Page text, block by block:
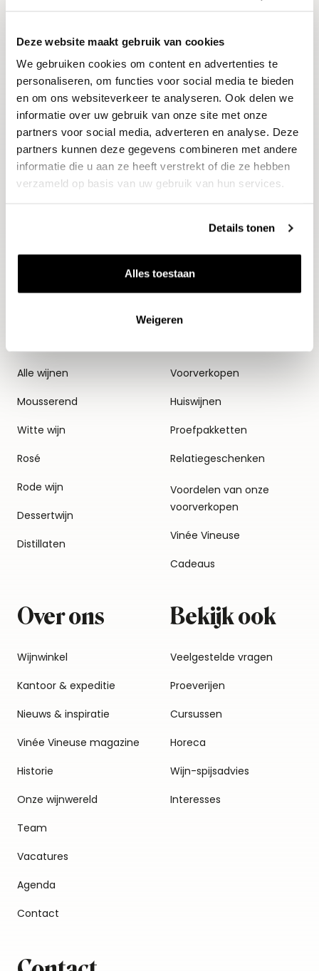
Deze website maakt gebruik van cookies
We gebruiken cookies om content en advertenties te
personaliseren, om functies voor social media te bieden
en om ons websiteverkeer te analyseren. Ook delen we
informatie over uw gebruik van onze site met onze
partners voor social media, adverteren en analyse. Deze
partners kunnen deze gegevens combineren met andere
informatie die u aan ze heeft verstrekt of die ze hebben
verzameld op basis van uw gebruik van hun services.
Details tonen
Alles toestaan
Weigeren
Blijf op de hoogte
Ontvang het laatste wijnnieuws, proeverijen en
evenementen
E-mailadres
Aanmelden
Alle wijnen
Mousserend
Witte wijn
Rosé
Rode wijn
Dessertwijn
Distillaten
Thema's
Voorverkopen
Huiswijnen
Proefpakketten
Relatiegeschenken
Voordelen van onze
voorverkopen
Vinée Vineuse
Cadeaus
Over ons
Wijnwinkel
Kantoor & expeditie
Nieuws & inspiratie
Vinée Vineuse magazine
Historie
Onze wijnwereld
Team
Vacatures
Agenda
Contact
Bekijk ook
Veelgestelde vragen
Proeverijen
Cursussen
Horeca
Wijn-spijsadvies
Interesses